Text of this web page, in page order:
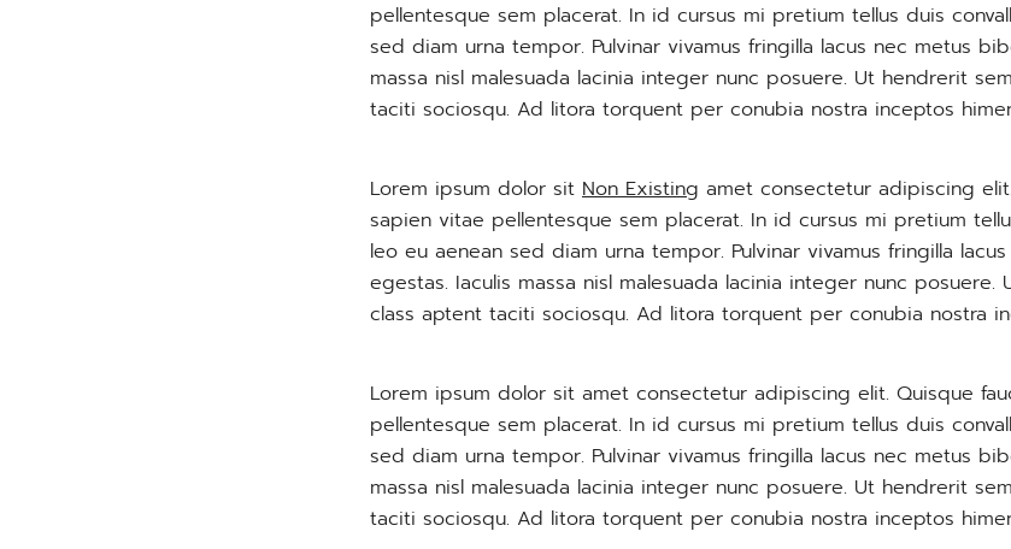
pellentesque sem placerat. In id cursus mi pretium tellus duis
sed diam urna tempor. Pulvinar vivamus fringilla lacus nec metus
massa nisl malesuada lacinia integer nunc posuere. Ut hendrerit
taciti sociosqu. Ad litora torquent per conubia nostra inceptos
Lorem ipsum dolor sit Non Existing amet consectetur adipiscing
sapien vitae pellentesque sem placerat. In id cursus mi pretium
leo eu aenean sed diam urna tempor. Pulvinar vivamus fringilla
egestas. Iaculis massa nisl malesuada lacinia integer nunc
class aptent taciti sociosqu. Ad litora torquent per conubia nostra
Lorem ipsum dolor sit amet consectetur adipiscing elit. Quisque
pellentesque sem placerat. In id cursus mi pretium tellus duis
sed diam urna tempor. Pulvinar vivamus fringilla lacus nec metus
massa nisl malesuada lacinia integer nunc posuere. Ut hendrerit
taciti sociosqu. Ad litora torquent per conubia nostra inceptos